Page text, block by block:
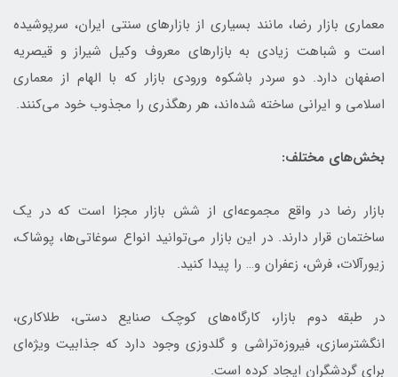
معماری بازار رضا، مانند بسیاری از بازارهای سنتی ایران، سرپوشیده
است و شباهت زیادی به بازارهای معروف وکیل شیراز و قیصریه
اصفهان دارد. دو سردر باشکوه ورودی بازار که با الهام از معماری
اسلامی و ایرانی ساخته شده‌اند، هر رهگذری را مجذوب خود می‌کنند.
بخش‌های مختلف:
بازار رضا در واقع مجموعه‌ای از شش بازار مجزا است که در یک
ساختمان قرار دارند. در این بازار می‌توانید انواع سوغاتی‌ها، پوشاک،
زیورآلات، فرش، زعفران و… را پیدا کنید.
در طبقه دوم بازار، کارگاه‌های کوچک صنایع دستی، طلاکاری،
انگشترسازی، فیروزه‌تراشی و گلدوزی وجود دارد که جذابیت ویژه‌ای
برای گردشگران ایجاد کرده است.